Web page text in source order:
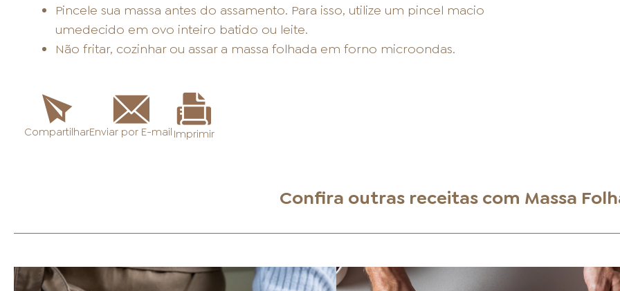
Pincele sua massa antes do assamento. Para isso, utilize um pincel macio
umedecido em ovo inteiro batido ou leite.
Não fritar, cozinhar ou assar a massa folhada em forno microondas.
CompartilharEnviar por E-mail Imprimir
Confira outras receitas com Massa